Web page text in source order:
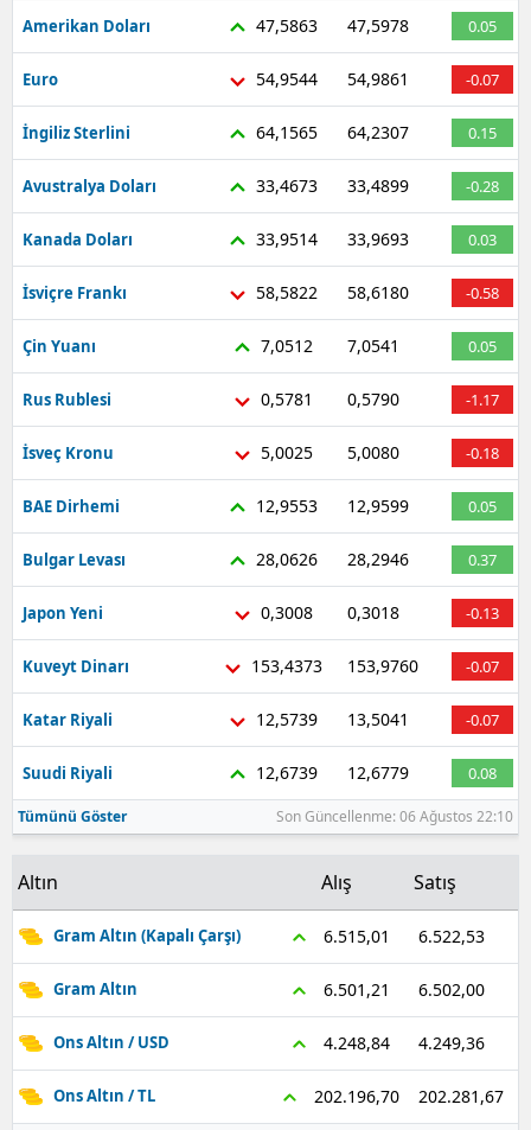
Amerikan Doları 47,5863 47,5978 0.05
Euro 54,9544 54,9861 -0.07
İngiliz Sterlini 64,1565 64,2307 0.15
Avustralya Doları 33,4673 33,4899 -0.28
Kanada Doları 33,9514 33,9693 0.03
İsviçre Frankı 58,5822 58,6180 -0.58
Çin Yuanı 7,0512 7,0541 0.05
Rus Rublesi 0,5781 0,5790 -1.17
İsveç Kronu 5,0025 5,0080 -0.18
BAE Dirhemi 12,9553 12,9599 0.05
Bulgar Levası 28,0626 28,2946 0.37
Japon Yeni 0,3008 0,3018 -0.13
Kuveyt Dinarı 153,4373 153,9760 -0.07
Katar Riyali 12,5739 13,5041 -0.07
Suudi Riyali 12,6739 12,6779 0.08
Tümünü Göster Son Güncellenme: 06 Ağustos 22:10
Altın Alış Satış
Gram Altın (Kapalı Çarşı) 6.515,01 6.522,53
Gram Altın 6.501,21 6.502,00
Ons Altın / USD 4.248,84 4.249,36
Ons Altın / TL 202.196,70 202.281,67